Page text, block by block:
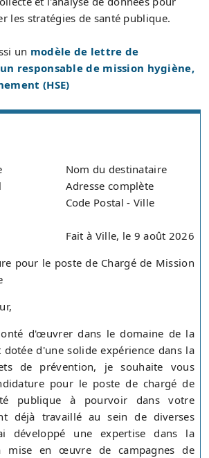
les stratégies de santé publique.
un modèle de lettre de
responsable de mission hygiène,
(HSE)
Nom du destinataire
Adresse complète
Code Postal - Ville
Fait à Ville, le 9 août 2026
pour le poste de Chargé de Mission
d'œuvrer dans le domaine de la
d'une solide expérience dans la
de prévention, je souhaite vous
pour le poste de chargé de
publique à pourvoir dans votre
déjà travaillé au sein de diverses
développé une expertise dans la
mise en œuvre de campagnes de